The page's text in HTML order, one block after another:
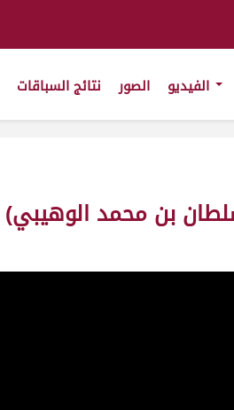
الصور نتائج السباقات